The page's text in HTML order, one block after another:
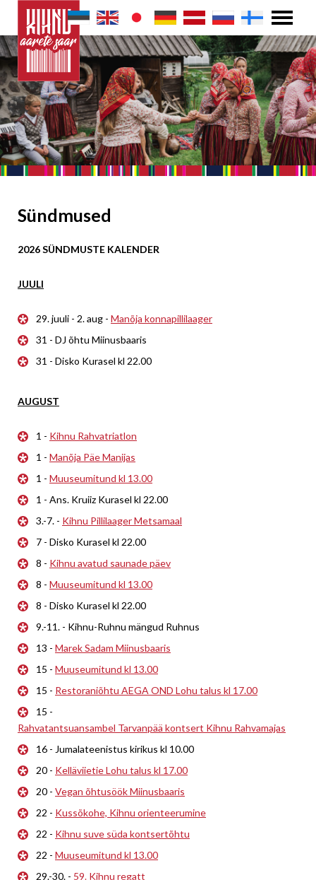
Sündmused
2026 SÜNDMUSTE KALENDER
JUULI
29. juuli - 2. aug - Manõja konnapillilaager
31 - DJ õhtu Miinusbaaris
31 - Disko Kurasel kl 22.00
AUGUST
1 - Kihnu Rahvatriatlon
1 - Manõja Päe Manijas
1 - Muuseumitund kl 13.00
1 - Ans. Kruiiz Kurasel kl 22.00
3.-7. - Kihnu Pillilaager Metsamaal
7 - Disko Kurasel kl 22.00
8 - Kihnu avatud saunade päev
8 - Muuseumitund kl 13.00
8 - Disko Kurasel kl 22.00
9.-11. - Kihnu-Ruhnu mängud Ruhnus
13 - Marek Sadam Miinusbaaris
15 - Muuseumitund kl 13.00
15 - Restoraniõhtu AEGA OND Lohu talus kl 17.00
15 -
Rahvatantsuansambel Tarvanpää kontsert Kihnu Rahvamajas
16 - Jumalateenistus kirikus kl 10.00
20 - Kelläviietie Lohu talus kl 17.00
20 - Vegan õhtusöök Miinusbaaris
22 - Kussõkohe, Kihnu orienteerumine
22 - Kihnu suve süda kontsertõhtu
22 - Muuseumitund kl 13.00
29.-30. - 59. Kihnu regatt